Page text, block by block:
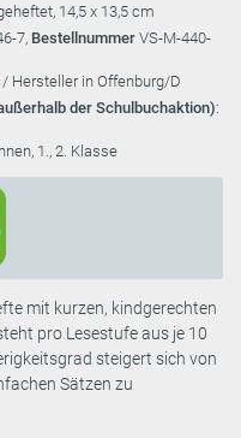
14,5 x 13,5 cm
7, Bestellnummer VS-M-440-
Hersteller in Offenburg/D
der Schulbuchaktion):
1., 2. Klasse
mit kurzen, kindgerechten
pro Lesestufe aus je 10
steigert sich von
Sätzen zu